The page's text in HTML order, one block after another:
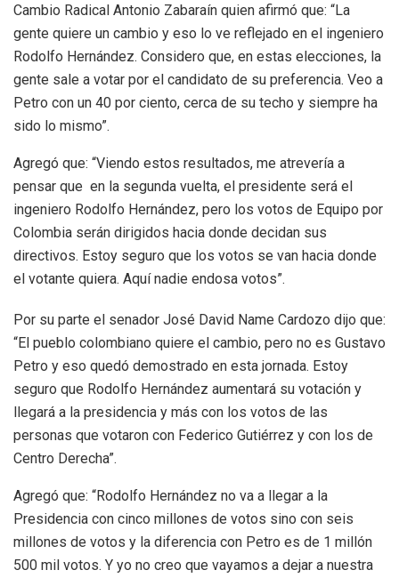
Cambio Radical Antonio Zabaraín quien afirmó que: “La
gente quiere un cambio y eso lo ve reflejado en el ingeniero
Rodolfo Hernández. Considero que, en estas elecciones, la
gente sale a votar por el candidato de su preferencia. Veo a
Petro con un 40 por ciento, cerca de su techo y siempre ha
sido lo mismo”.
Agregó que: “Viendo estos resultados, me atrevería a
pensar que en la segunda vuelta, el presidente será el
ingeniero Rodolfo Hernández, pero los votos de Equipo por
Colombia serán dirigidos hacia donde decidan sus
directivos. Estoy seguro que los votos se van hacia donde
el votante quiera. Aquí nadie endosa votos”.
Por su parte el senador José David Name Cardozo dijo que:
“El pueblo colombiano quiere el cambio, pero no es Gustavo
Petro y eso quedó demostrado en esta jornada. Estoy
seguro que Rodolfo Hernández aumentará su votación y
llegará a la presidencia y más con los votos de las
personas que votaron con Federico Gutiérrez y con los de
Centro Derecha”.
Agregó que: “Rodolfo Hernández no va a llegar a la
Presidencia con cinco millones de votos sino con seis
millones de votos y la diferencia con Petro es de 1 millón
500 mil votos. Y yo no creo que vayamos a dejar a nuestra